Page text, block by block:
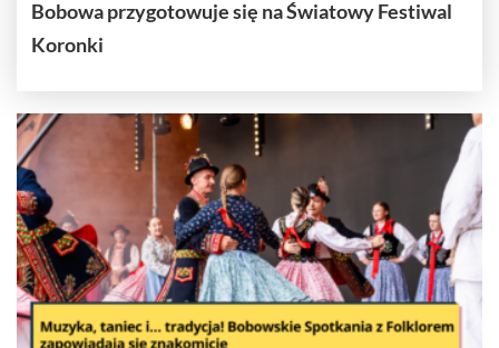
Bobowa przygotowuje się na Światowy Festiwal
Koronki